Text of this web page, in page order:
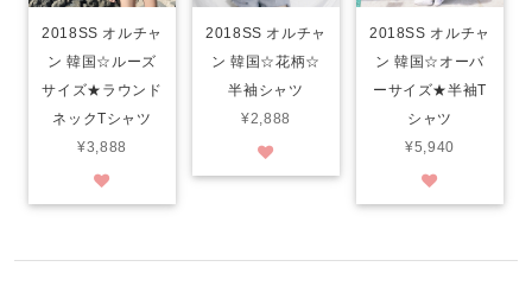
2018SS オルチャ
ン 韓国☆ルーズ
サイズ★ラウンド
ネックTシャツ
¥3,888
2018SS オルチャ
ン 韓国☆花柄☆
半袖シャツ
¥2,888
2018SS オルチャ
ン 韓国☆オーバ
ーサイズ★半袖T
シャツ
¥5,940